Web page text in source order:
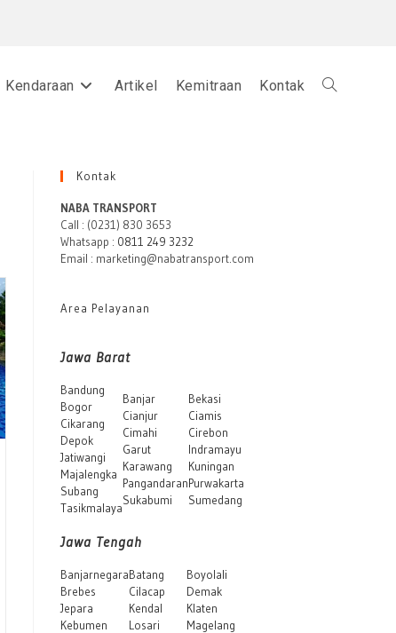
Kendaraan Artikel Kemitraan Kontak Toggle
Kontak
NABA TRANSPORT
Call : (0231) 830 3653
Whatsapp : 0811 249 3232
Email : marketing@nabatransport.com
Area Pelayanan
Jawa Barat
Bandung
Bogor
Cikarang
Depok
Jatiwangi
Majalengka
Subang
Tasikmalaya
Banjar
Cianjur
Cimahi
Garut
Karawang
Pangandaran
Sukabumi
Bekasi
Ciamis
Cirebon
Indramayu
Kuningan
Purwakarta
Sumedang
Jawa Tengah
Banjarnegara
Brebes
Jepara
Kebumen
Batang
Cilacap
Kendal
Losari
Boyolali
Demak
Klaten
Magelang